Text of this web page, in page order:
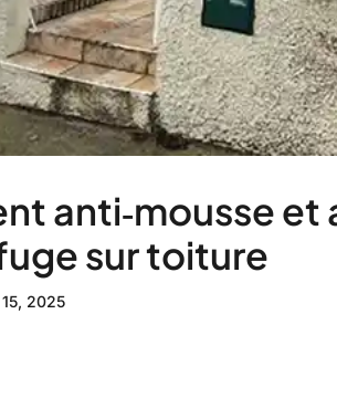
anti‑mousse
sur toiture
2025